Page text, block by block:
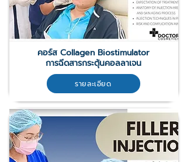
คอร์ส Collagen Biostimulator
การฉีดสารกระตุ้นคอลลาเจน
รายละเอียด